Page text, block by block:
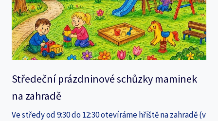
Středeční prázdninové schůzky maminek
na zahradě
Ve středy od 9:30 do 12:30 otevíráme hřiště na zahradě (v